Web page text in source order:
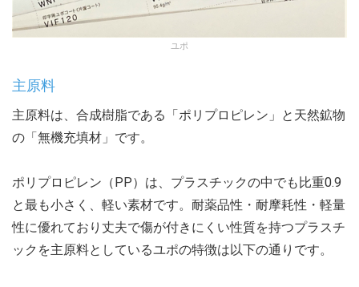
ユポ
主原料
主原料は、合成樹脂である「ポリプロピレン」と天然鉱物
の「無機充填材」です。
ポリプロピレン（PP）は、プラスチックの中でも比重0.9
と最も小さく、軽い素材です。耐薬品性・耐摩耗性・軽量
性に優れており丈夫で傷が付きにくい性質を持つプラスチ
ックを主原料としているユポの特徴は以下の通りです。